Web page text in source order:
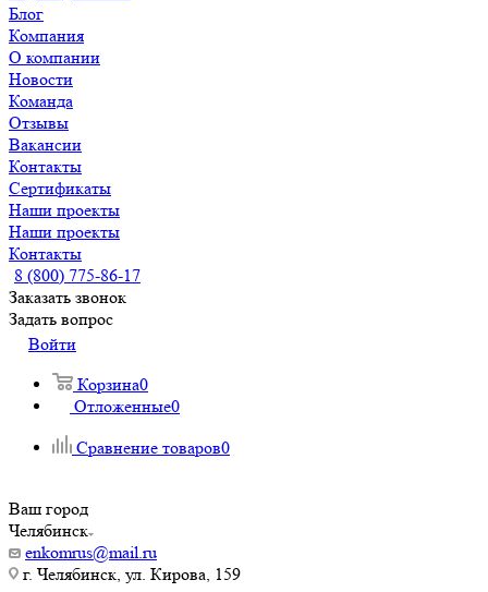
Блог
Компания
О компании
Новости
Команда
Отзывы
Вакансии
Контакты
Сертификаты
Наши проекты
Наши проекты
Контакты
8 (800) 775-86-17
Заказать звонок
Задать вопрос
Войти
Корзина0
Отложенные0
Сравнение товаров0
Ваш город
Челябинск
enkomrus@mail.ru
г. Челябинск, ул. Кирова, 159